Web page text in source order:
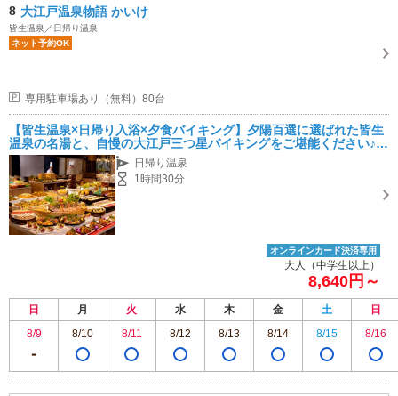
8 大江戸温泉物語 かいけ
皆生温泉／日帰り温泉
ネット予約OK
専用駐車場あり（無料）80台
【皆生温泉×日帰り入浴×夕食バイキング】夕陽百選に選ばれた皆生
温泉の名湯と、自慢の大江戸三つ星バイキングをご堪能ください♪~
女性・カップル・ファミリーにオススメ~
日帰り温泉
1時間30分
オンラインカード決済専用
大人（中学生以上）
8,640円～
日 月 火 水 木 金 土
日
8/9
8/10 8/11 8/12 8/13 8/14 8/15 8/16